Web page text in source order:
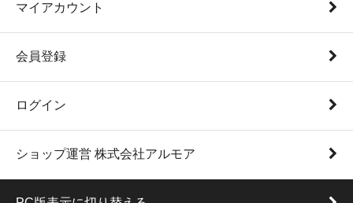
マイアカウント
会員登録
ログイン
ショップ運営 株式会社アルモア